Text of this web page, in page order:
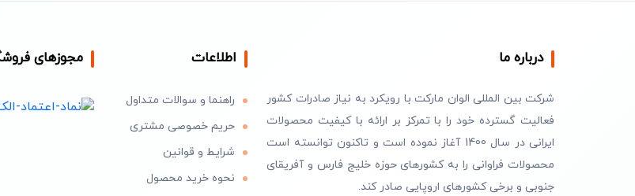
درباره ما
شرکت بین المللی الوان مارکت با رویکرد به نیاز صادرات کشور
فعالیت گسترده خود را با تمرکز بر ارائه با کیفیت محصولات
ایرانی در سال 1400 آغاز نموده است و تاکنون توانسته است
محصولات فراوانی را به کشورهای حوزه خلیج فارس و آفریقای
جنوبی و برخی کشورهای اروپایی صادر کند.
اطلاعات
راهنما و سوالات متداول
حریم خصوصی مشتری
شرایط و قوانین
نحوه خرید محصول
مجوزهای